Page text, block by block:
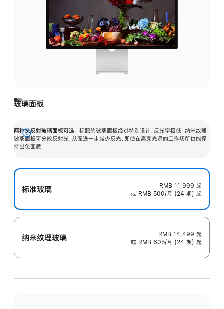
玻璃面板
两种抗反射玻璃面板可选。 标配的玻璃面板经过特别设计，反光率极低。纳米纹理
玻璃面板可分散反射光，从而进一步减少反光，即使在高亮光源的工作场所也能保
持出色画质。
展
开
标准玻璃 RMB 11,999 起
或 RMB 500/月 (24 期) 起
纳米纹理玻璃 RMB 14,499 起
或 RMB 605/月 (24 期) 起